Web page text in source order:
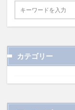
カテゴリー